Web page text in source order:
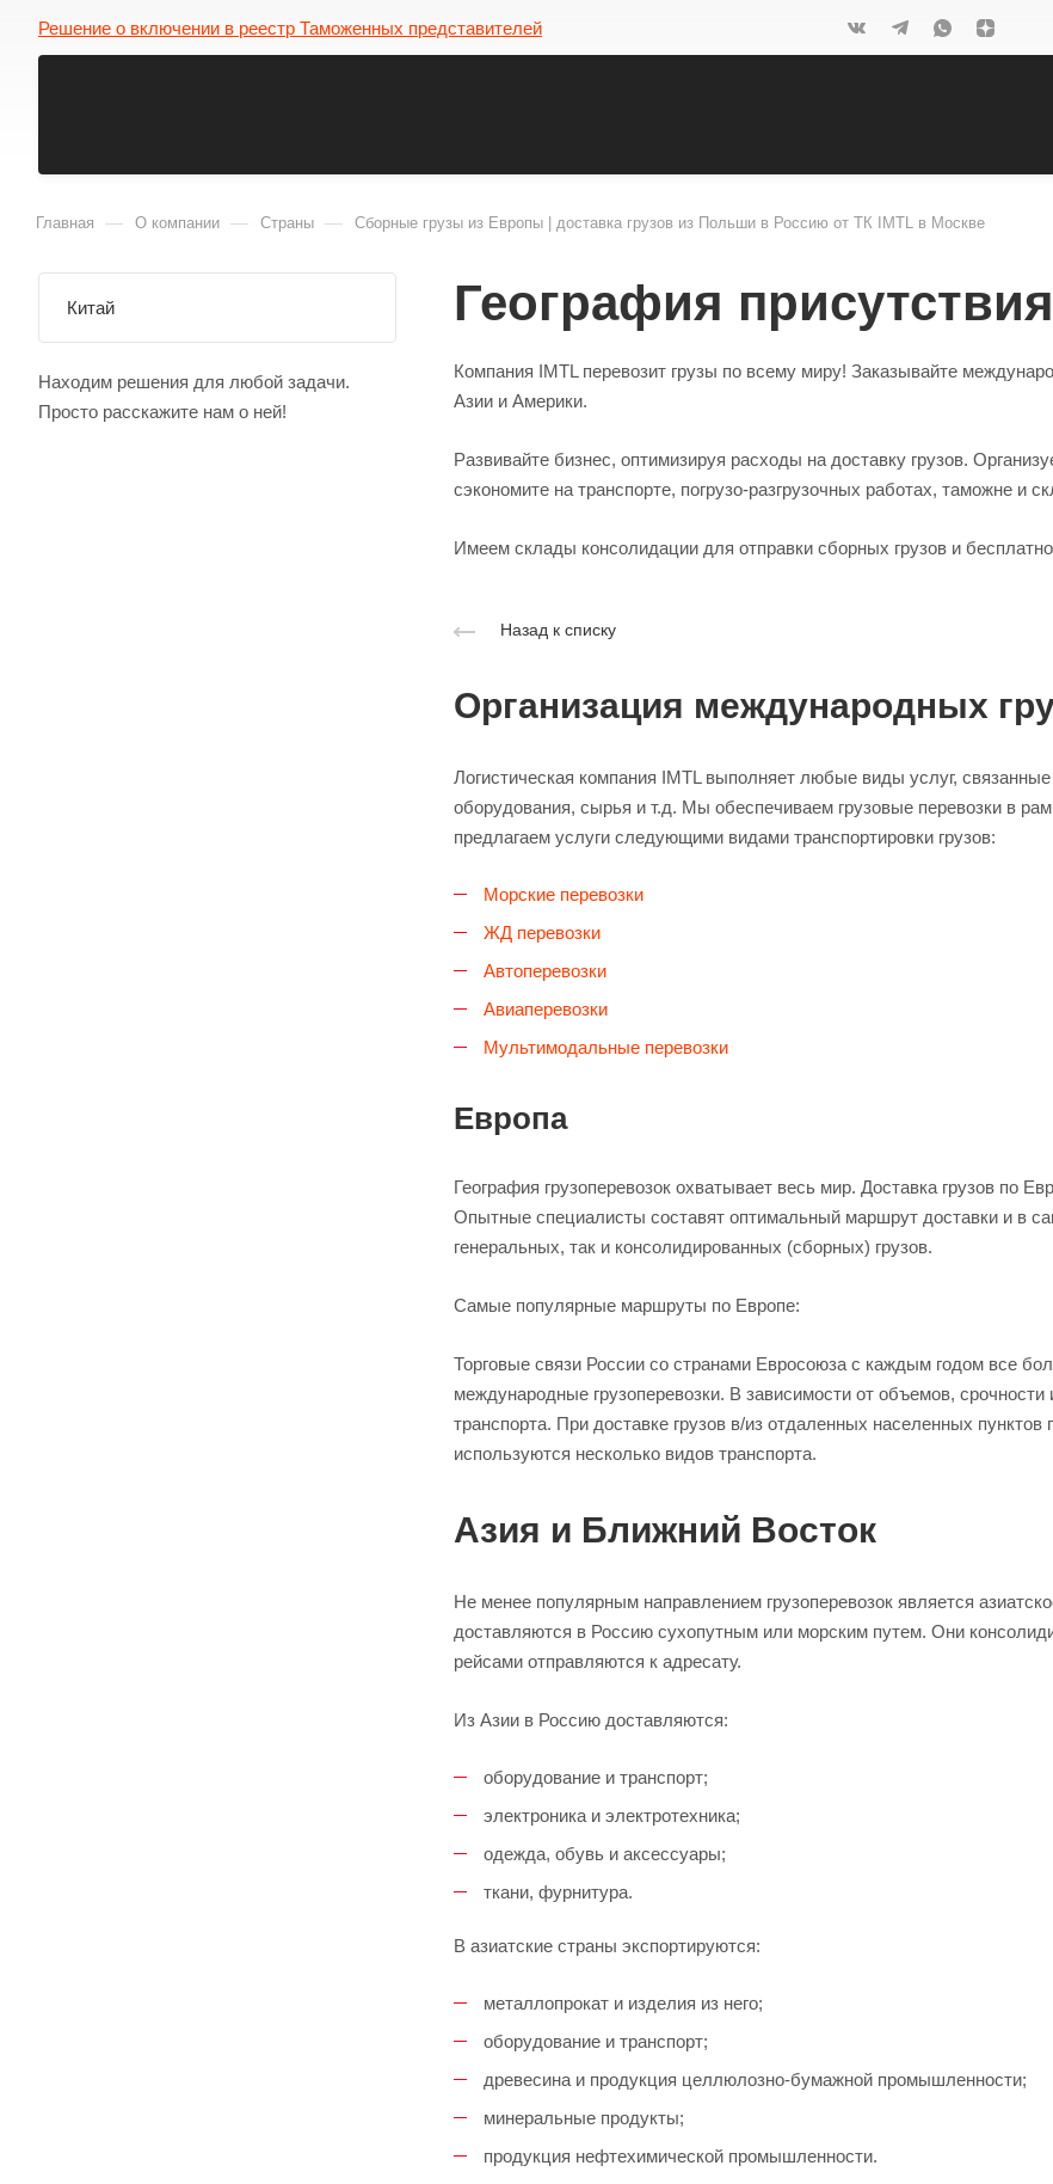
Решение о включении в реестр Таможенных представителей
Главная — О компании — Страны — Сборные грузы из Европы | доставка грузов из Польши в Россию от ТК IMTL в Москве
География присутствия
Компания IMTL перевозит грузы по всему миру! Заказывайте
Азии и Америки.
Развивайте бизнес, оптимизируя расходы на доставку грузов.
сэкономите на транспорте, погрузо-разгрузочных работах, таможне и
Имеем склады консолидации для отправки сборных грузов и
Назад к списку
Организация международных
Логистическая компания IMTL выполняет любые виды услуг,
оборудования, сырья и т.д. Мы обеспечиваем грузовые перевозки в
предлагаем услуги следующими видами транспортировки грузов:
Морские перевозки
ЖД перевозки
Автоперевозки
Авиаперевозки
Мультимодальные перевозки
Европа
География грузоперевозок охватывает весь мир. Доставка грузов по
Опытные специалисты составят оптимальный маршрут доставки и в
генеральных, так и консолидированных (сборных) грузов.
Самые популярные маршруты по Европе:
Торговые связи России со странами Евросоюза с каждым годом все
международные грузоперевозки. В зависимости от объемов,
транспорта. При доставке грузов в/из отдаленных населенных
используются несколько видов транспорта.
Азия и Ближний Восток
Не менее популярным направлением грузоперевозок является
доставляются в Россию сухопутным или морским путем. Они
рейсами отправляются к адресату.
Из Азии в Россию доставляются:
оборудование и транспорт;
электроника и электротехника;
одежда, обувь и аксессуары;
ткани, фурнитура.
В азиатские страны экспортируются:
металлопрокат и изделия из него;
оборудование и транспорт;
древесина и продукция целлюлозно-бумажной промышленности;
минеральные продукты;
продукция нефтехимической промышленности.
Китай
Находим решения для любой задачи.
Просто расскажите нам о ней!